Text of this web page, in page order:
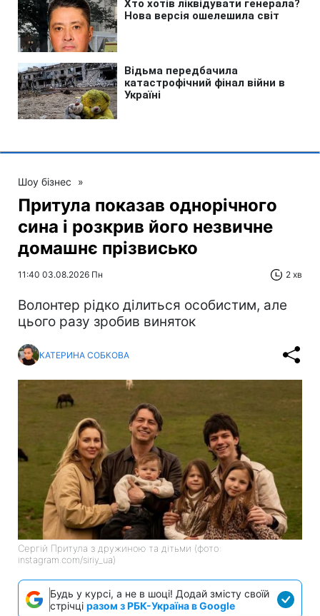
Шоу бізнес »
Притула показав однорічного
сина і розкрив його незвичне
домашнє прізвисько
11:40 03.08.2026 Пн 2 хв
Волонтер рідко ділиться особистим, але
цього разу зробив виняток
КАТЕРИНА СОБКОВА
Сергій Притула з дружиною та дітьми (фото:
instagram.com/siriy_ua)
Будь у курсі, а не в шоці! Додай змісту своїй
стрічці разом з РБК-Україна в Google